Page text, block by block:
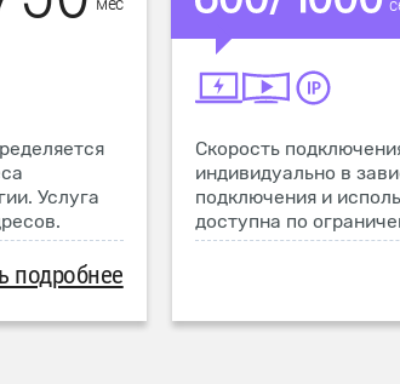
Услуга
подробнее
Скорость
индивидуально в
подключения и
доступна по